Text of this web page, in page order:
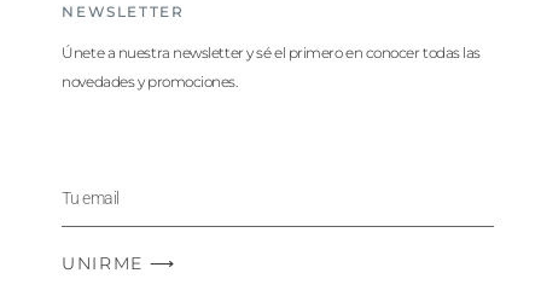
NEWSLETTER
Únete a nuestra newsletter y sé el primero en conocer todas las
novedades y promociones.
UNIRME ⟶